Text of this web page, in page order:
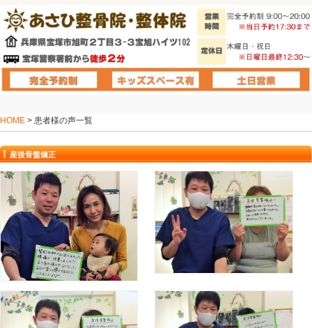
HOME> 患者様の声一覧
産後骨盤矯正